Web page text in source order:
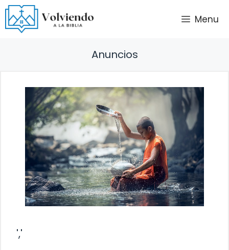
Saltar
al
contenido
Menu
Anuncios
','